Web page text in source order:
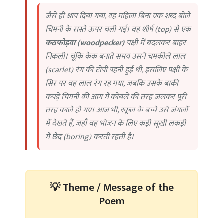
जैसे ही श्राप दिया गया, वह महिला बिना एक शब्द बोले
चिमनी के रास्ते ऊपर चली गई। वह शीर्ष (top) से एक
कठफोड़वा (woodpecker)पक्षी में बदलकर बाहर
निकली। चूंकि केक बनाते समय उसने चमकीले लाल
(scarlet) रंग की टोपी पहनी हुई थी, इसलिए पक्षी के
सिर पर वह लाल रंग रह गया, जबकि उसके बाकी
कपड़े चिमनी की आग में कोयले की तरह जलकर पूरी
तरह काले हो गए। आज भी, स्कूल के बच्चे उसे जंगलों
में देखते हैं, जहाँ वह भोजन के लिए कड़ी सूखी लकड़ी
में छेद (boring) करती रहती है।
💡 Theme / Message of the
Poem